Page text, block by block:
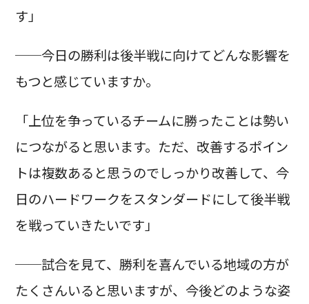
す」
──今日の勝利は後半戦に向けてどんな影響を
もつと感じていますか。
「上位を争っているチームに勝ったことは勢い
につながると思います。ただ、改善するポイン
トは複数あると思うのでしっかり改善して、今
日のハードワークをスタンダードにして後半戦
を戦っていきたいです」
──試合を見て、勝利を喜んでいる地域の方が
たくさんいると思いますが、今後どのような姿